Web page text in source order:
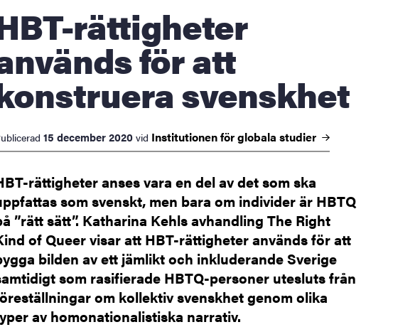
för att
svenskhet
15 december 2020 vid Institutionen för globala studier
rättigheter anses vara en del av det som ska
som svenskt, men bara om individer är HBTQ
”rätt sätt”. Katharina Kehls avhandling The Right
of Queer visar att HBT-rättigheter används för att
bilden av ett jämlikt och inkluderande Sverige
som rasifierade HBTQ-personer utesluts från
om kollektiv svenskhet genom olika
av homonationalistiska narrativ.